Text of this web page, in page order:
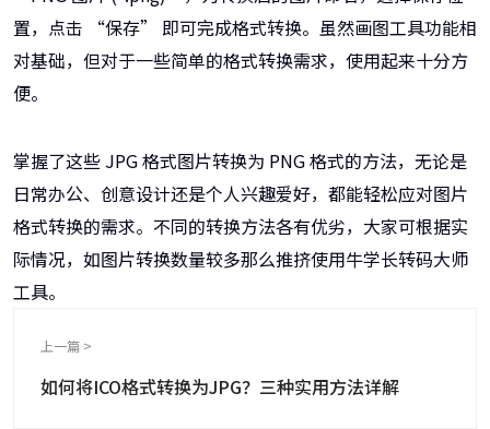
置，点击 “保存” 即可完成格式转换。虽然画图工具功能相
对基础，但对于一些简单的格式转换需求，使用起来十分方
便。
掌握了这些 JPG 格式图片转换为 PNG 格式的方法，无论是
日常办公、创意设计还是个人兴趣爱好，都能轻松应对图片
格式转换的需求。不同的转换方法各有优劣，大家可根据实
际情况，如图片转换数量较多那么推挤使用牛学长转码大师
工具。
上一篇 >
如何将ICO格式转换为JPG？三种实用方法详解